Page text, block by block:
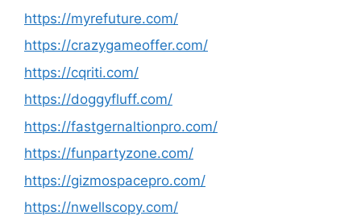
https://myrefuture.com/
https://crazygameoffer.com/
https://cqriti.com/
https://doggyfluff.com/
https://fastgernaltionpro.com/
https://funpartyzone.com/
https://gizmospacepro.com/
https://nwellscopy.com/